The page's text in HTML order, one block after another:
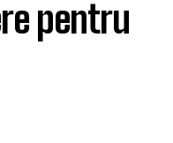
pentru